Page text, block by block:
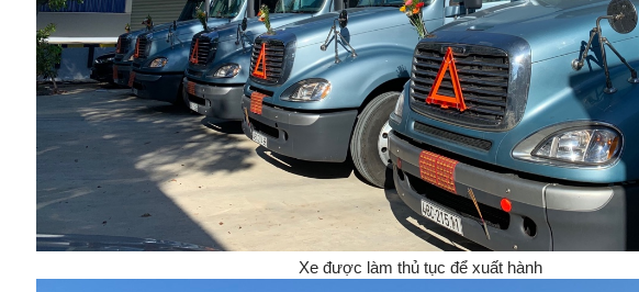
Xe được làm thủ tục để xuất hành